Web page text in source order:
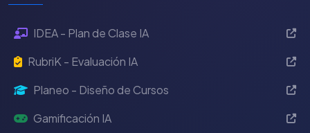
IDEA - Plan de Clase IA
RubriK - Evaluación IA
Planeo - Diseño de Cursos
Gamificación IA